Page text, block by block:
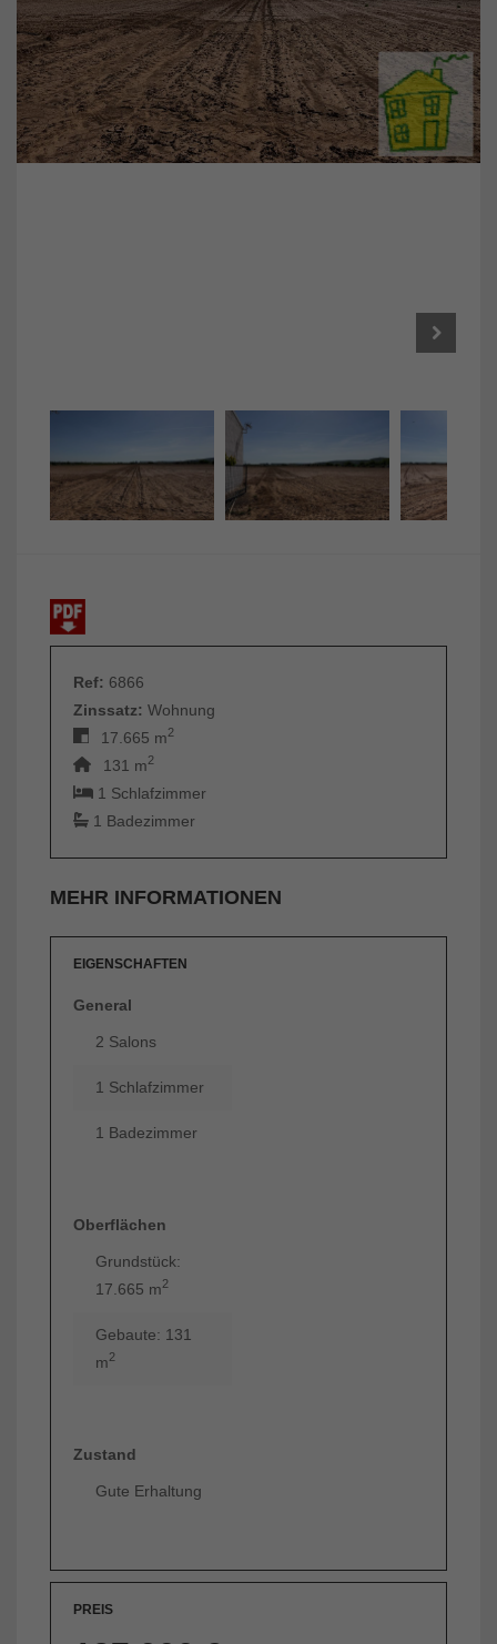
Ref: 6866
Zinssatz: Wohnung
17.665 m2
131 m2
1 Schlafzimmer
1 Badezimmer
MEHR INFORMATIONEN
EIGENSCHAFTEN
General
2 Salons
1 Schlafzimmer
1 Badezimmer
Oberflächen
Grundstück:
17.665 m2
Gebaute: 131
m2
Zustand
Gute Erhaltung
PREIS